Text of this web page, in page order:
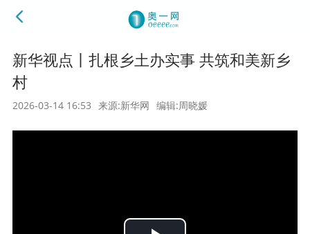
新华视点丨扎根乡土办实事 共筑和美新乡
村
2026-03-14 16:53 来源:新华网 编辑:周晓媛